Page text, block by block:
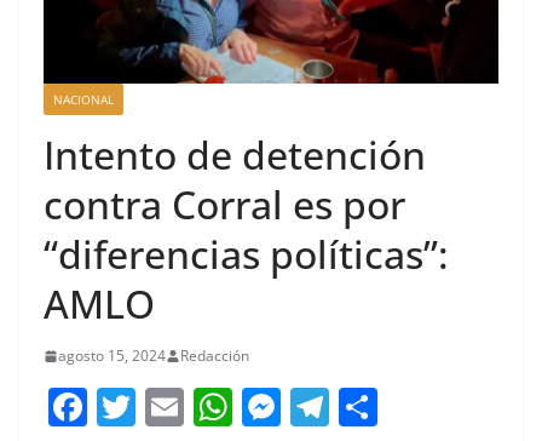
NACIONAL
Intento de detención
contra Corral es por
“diferencias políticas”:
AMLO
agosto 15, 2024 Redacción
F T E W M T